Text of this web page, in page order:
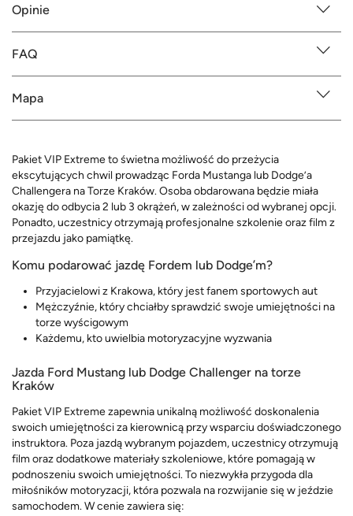
Opinie
FAQ
Mapa
Pakiet VIP Extreme to świetna możliwość do przeżycia
ekscytujących chwil prowadząc Forda Mustanga lub Dodge’a
Challengera na Torze Kraków. Osoba obdarowana będzie miała
okazję do odbycia 2 lub 3 okrążeń, w zależności od wybranej opcji.
Ponadto, uczestnicy otrzymają profesjonalne szkolenie oraz film z
przejazdu jako pamiątkę.
Komu podarować jazdę Fordem lub Dodge’m?
Przyjacielowi z Krakowa, który jest fanem sportowych aut
Mężczyźnie, który chciałby sprawdzić swoje umiejętności na
torze wyścigowym
Każdemu, kto uwielbia motoryzacyjne wyzwania
Jazda Ford Mustang lub Dodge Challenger na torze
Kraków
Pakiet VIP Extreme zapewnia unikalną możliwość doskonalenia
swoich umiejętności za kierownicą przy wsparciu doświadczonego
instruktora. Poza jazdą wybranym pojazdem, uczestnicy otrzymują
film oraz dodatkowe materiały szkoleniowe, które pomagają w
podnoszeniu swoich umiejętności. To niezwykła przygoda dla
miłośników motoryzacji, która pozwala na rozwijanie się w jeździe
samochodem. W cenie zawiera się: